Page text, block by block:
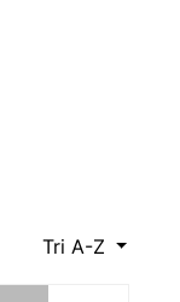
Tri A-Z